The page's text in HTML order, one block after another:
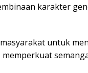
karakter
untuk